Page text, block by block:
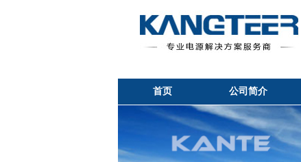
首页 公司简介